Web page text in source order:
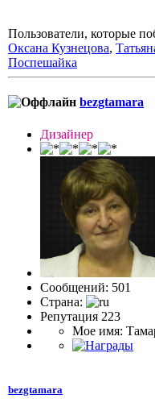
Пользователи, которые
Оксана Кузнецова,
Поспешайка
bezgtamara
Дизайнер
Сообщений: 501
Страна:
Репутация 223
Мое имя:
bezgtamara